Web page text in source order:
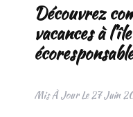
Découvrez
vacances à
écoresponsable
Mis À Jour Le27 Juin